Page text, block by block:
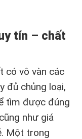
tín – chất
có vô vàn các
đủ chủng loại,
tìm được đúng
như giá
Một trong